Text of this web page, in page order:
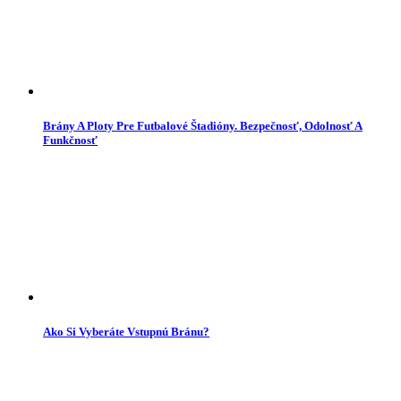
Brány A Ploty Pre Futbalové Štadióny. Bezpečnosť, Odolnosť A
Funkčnosť
Ako Si Vyberáte Vstupnú Bránu?